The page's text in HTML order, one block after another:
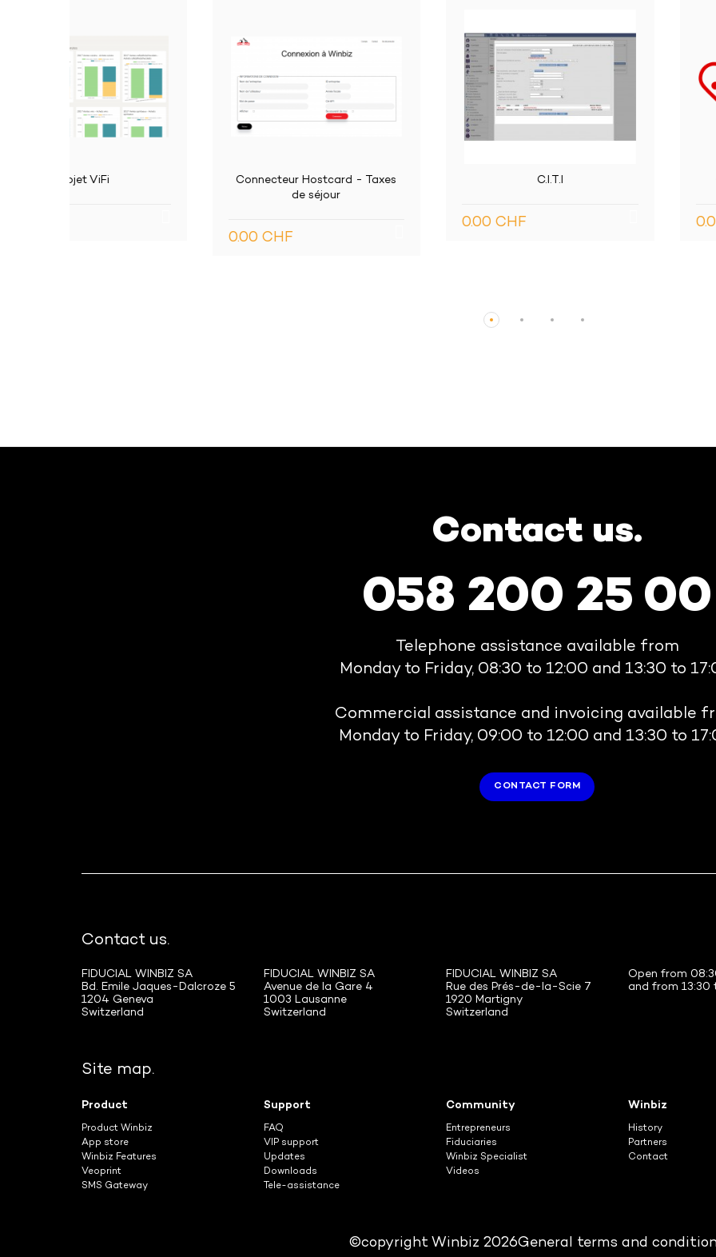
Connecteur Hostcard - Taxes
Contact us.
058 200 25 00
Telephone assistance available from
Monday to Friday, 08:30 to 12:00 and 13:30 to
Commercial assistance and invoicing available
Monday to Friday, 09:00 to 12:00 and 13:30 to
CONTACT FORM
Contact us.
FIDUCIAL WINBIZ SA
Bd. Emile Jaques-Dalcroze 5
1204 Geneva
Switzerland
FIDUCIAL WINBIZ SA
Avenue de la Gare 4
1003 Lausanne
Switzerland
FIDUCIAL WINBIZ SA
Rue des Prés-de-la-Scie 7
1920 Martigny
Switzerland
Open from
and from 13:30
Site map.
Product
Product Winbiz
App store
Winbiz Features
Veoprint
SMS Gateway
Support
FAQ
VIP support
Updates
Downloads
Tele-assistance
Community
Entrepreneurs
Fiduciaries
Winbiz Specialist
Videos
Winbiz
History
Partners
Contact
©copyright Winbiz 2026General terms and